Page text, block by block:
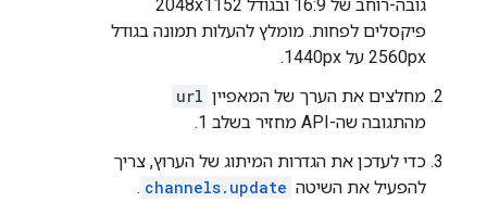
גובה-רוחב של 16:9 ובגודל ‎2048x1152
פיקסלים לפחות. מומלץ להעלות תמונה בגודל
2560px על 1440px.
מחלצים את הערך של המאפיין url
מהתגובה שה-API מחזיר בשלב 1.
כדי לעדכן את הגדרות המיתוג של הערוץ, צריך
להפעיל את השיטה channels.update
.